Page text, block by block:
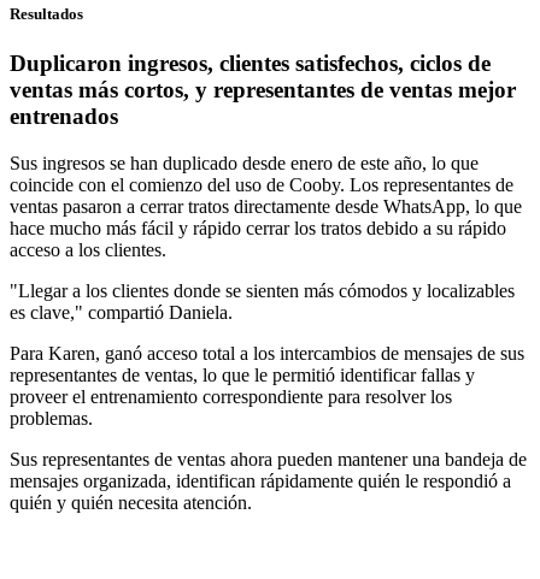
Resultados
Duplicaron ingresos, clientes satisfechos, ciclos de
ventas más cortos, y representantes de ventas mejor
entrenados
Sus ingresos se han duplicado desde enero de este año, lo que
coincide con el comienzo del uso de Cooby. Los representantes de
ventas pasaron a cerrar tratos directamente desde WhatsApp, lo que
hace mucho más fácil y rápido cerrar los tratos debido a su rápido
acceso a los clientes.
"Llegar a los clientes donde se sienten más cómodos y localizables
es clave," compartió Daniela.
Para Karen, ganó acceso total a los intercambios de mensajes de sus
representantes de ventas, lo que le permitió identificar fallas y
proveer el entrenamiento correspondiente para resolver los
problemas.
Sus representantes de ventas ahora pueden mantener una bandeja de
mensajes organizada, identifican rápidamente quién le respondió a
quién y quién necesita atención.